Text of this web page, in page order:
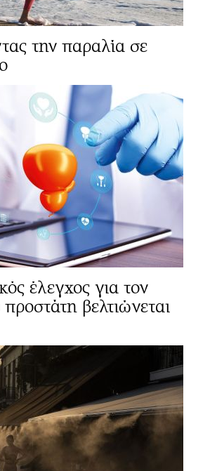
την παραλία σε
έλεγχος για τον
βελτιώνεται